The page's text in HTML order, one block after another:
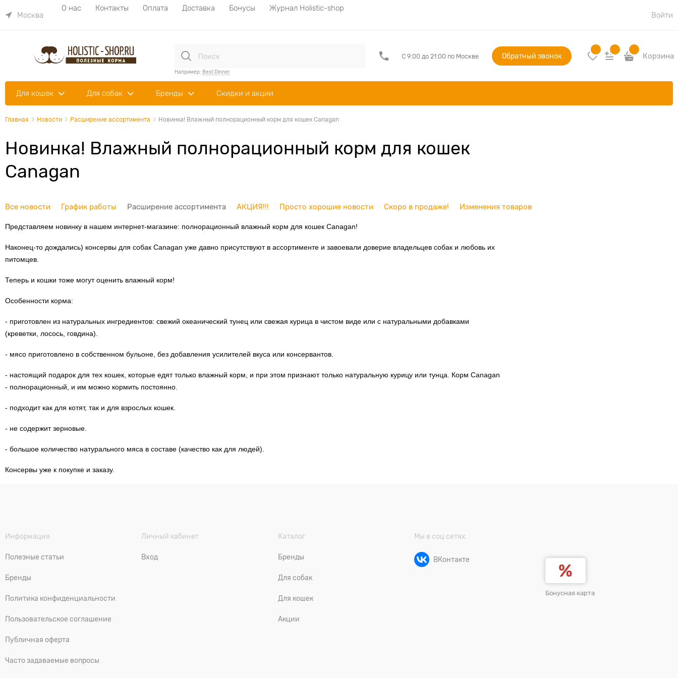
Москва
О нас Контакты Оплата Доставка Бонусы
Журнал Holistic-shop
Войти
Например: Best Dinner
С 9:00 до 21:00 по Москве Обратный звонок Корзина
Для кошек Для собак Бренды Скидки и акции
Главная Новости Расширение ассортимента Новинка! Влажный полнорационный корм для кошек Canagan
Новинка! Влажный полнорационный корм для кошек
Canagan
Все новости График работы Расширение ассортимента АКЦИЯ!!! Просто хорошие новости Скоро в продаже! Изменения товаров
Представляем новинку в нашем интернет-магазине: полнорационный влажный корм для кошек Canagan!
Наконец-то дождались) консервы для собак Canagan уже давно присутствуют в ассортименте и завоевали доверие владельцев собак и любовь их
питомцев.
Теперь и кошки тоже могут оценить влажный корм!
Особенности корма:
- приготовлен из натуральных ингредиентов: свежий океанический тунец или свежая курица в чистом виде или с натуральными добавками
(креветки, лосось, говдина).
- мясо приготовлено в собственном бульоне, без добавления усилителей вкуса или консервантов.
- настоящий подарок для тех кошек, которые едят только влажный корм, и при этом признают только натуральную курицу или тунца. Корм Canagan
- полнорационный, и им можно кормить постоянно.
- подходит как для котят, так и для взрослых кошек.
- не содержит зерновые.
- большое количество натурального мяса в составе (качество как для людей).
Консервы уже к покупке и заказу.
Информация
Полезные статьи
Бренды
Политика конфиденциальности
Пользовательское соглашение
Публичная оферта
Часто задаваемые вопросы
Личный кабинет
Вход
Каталог
Бренды
Для собак
Для кошек
Акции
Мы в соц сетях
ВКонтакте
Бонусная карта